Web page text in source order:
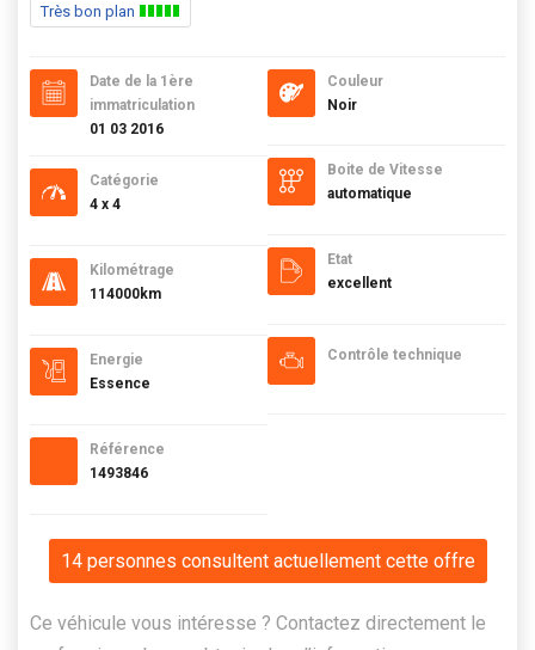
Très bon plan
Date de la 1ère
immatriculation
01 03 2016
Catégorie
4 x 4
Kilométrage
114000km
Energie
Essence
Référence
1493846
Couleur
Noir
Boite de Vitesse
automatique
Etat
excellent
Contrôle technique
14 personnes consultent actuellement cette offre
Ce véhicule vous intéresse ? Contactez directement le